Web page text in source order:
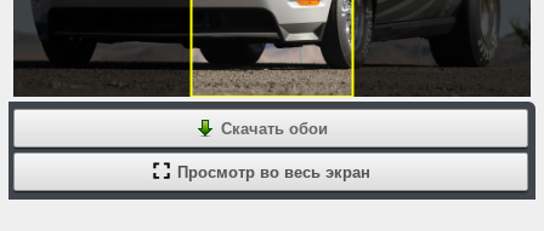
Скачать обои
Просмотр во весь экран